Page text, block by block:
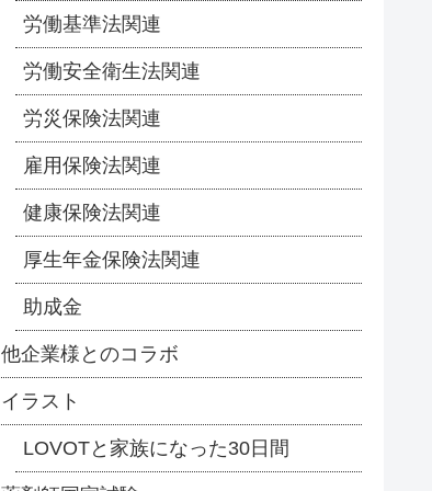
労働基準法関連
労働安全衛生法関連
労災保険法関連
雇用保険法関連
健康保険法関連
厚生年金保険法関連
助成金
他企業様とのコラボ
イラスト
LOVOTと家族になった30日間